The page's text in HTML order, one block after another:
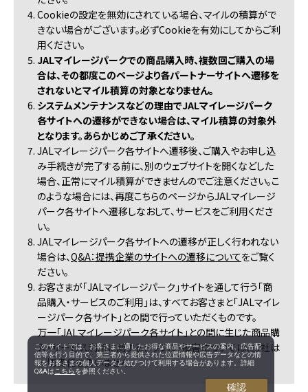
4. Cookieの設定を無効にされている場合、マイルの積算がで
きない場合がございます。必ずCookieを有効にしてからご利
用ください。
5. JALマイレージパークでの商品購入時、複数回ご購入の場
合は、その都度このページより各パートナーサイトへ遷移を
されないとマイル積算の対象となりません。
6. システムメンテナンスなどの理由でJALマイレージパーク
各サイトへの遷移ができない場合は、マイル積算の対象外
となります。あらかじめご了承ください。
7. JALマイレージパーク各サイトへ遷移後、ご購入やお申し込
み手続きが完了する前に、別のウェブサイトを開くなどした
場合、正常にマイル積算ができませんのでご注意ください。こ
のような場合には、再度こちらのページからJALマイレージ
パーク各サイトへ遷移しなおして、サービスをご利用くださ
い。
8. JALマイレージパーク各サイトへの遷移が正しく行われない
場合は、Q&A：提携企業のサイトへの遷移についてをご覧く
ださい。
9. お客さまが「JALマイレージパーク」サイトを通して行う「商
品購入・サービスのご利用」は、すべてお客さまと「JALマイレ
ージパーク各サイト」との間で行っていただくものです。
万一「JALマイレージパーク各サイト」との間に生じた商品購
入・サービス利用に関するトラブル・損害については、当社は
一切責任を負いません。
このサイトでは、お客さまに適したお得な商品やサービスの案内、広告配
信等を行う目的で、第三者から提供された位置情報や広告データなどの情
報をお客さまの個人データと結びつけて利用する場合があります。詳細
Q&Aは こちらを参照ください。
確認